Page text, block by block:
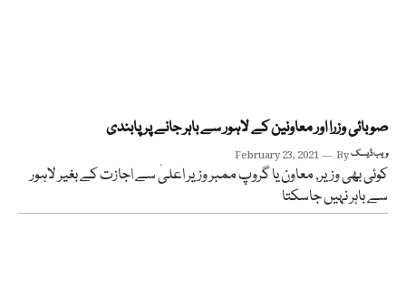
صوبائی وزرا اور معاونین کے لاہور سے باہر جانے پر پابندی
February 23, 2021 Byویب ڈیسک
کوئی بھی وزیر, معاون یا گروپ ممبر وزیر اعلیٰ سے اجازت کے بغیر لاہور
سے باہر نہیں جاسکتا